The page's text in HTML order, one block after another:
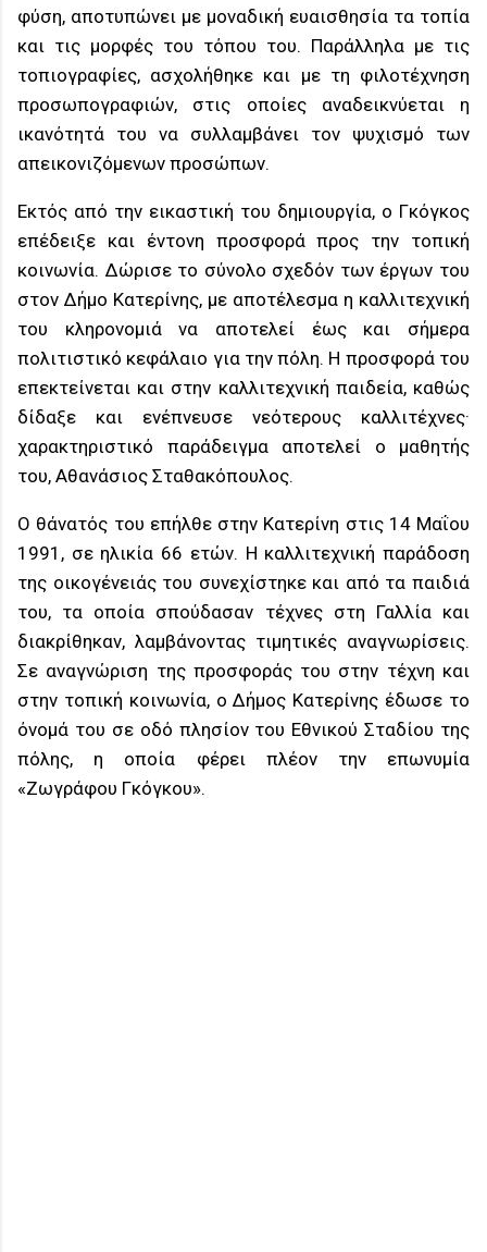
φύση, αποτυπώνει με μοναδική ευαισθησία τα τοπία
και τις μορφές του τόπου του. Παράλληλα με τις
τοπιογραφίες, ασχολήθηκε και με τη φιλοτέχνηση
προσωπογραφιών, στις οποίες αναδεικνύεται η
ικανότητά του να συλλαμβάνει τον ψυχισμό των
απεικονιζόμενων προσώπων.
Εκτός από την εικαστική του δημιουργία, ο Γκόγκος
επέδειξε και έντονη προσφορά προς την τοπική
κοινωνία. Δώρισε το σύνολο σχεδόν των έργων του
στον Δήμο Κατερίνης, με αποτέλεσμα η καλλιτεχνική
του κληρονομιά να αποτελεί έως και σήμερα
πολιτιστικό κεφάλαιο για την πόλη. Η προσφορά του
επεκτείνεται και στην καλλιτεχνική παιδεία, καθώς
δίδαξε και ενέπνευσε νεότερους καλλιτέχνες·
χαρακτηριστικό παράδειγμα αποτελεί ο μαθητής
του, Αθανάσιος Σταθακόπουλος.
Ο θάνατός του επήλθε στην Κατερίνη στις 14 Μαΐου
1991, σε ηλικία 66 ετών. Η καλλιτεχνική παράδοση
της οικογένειάς του συνεχίστηκε και από τα παιδιά
του, τα οποία σπούδασαν τέχνες στη Γαλλία και
διακρίθηκαν, λαμβάνοντας τιμητικές αναγνωρίσεις.
Σε αναγνώριση της προσφοράς του στην τέχνη και
στην τοπική κοινωνία, ο Δήμος Κατερίνης έδωσε το
όνομά του σε οδό πλησίον του Εθνικού Σταδίου της
πόλης, η οποία φέρει πλέον την επωνυμία
«Ζωγράφου Γκόγκου».